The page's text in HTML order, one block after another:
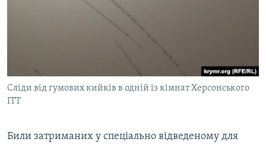
Сліди від гумових кийків в одній із кімнат Херсонського
ІТТ
Били затриманих у спеціально відведеному для